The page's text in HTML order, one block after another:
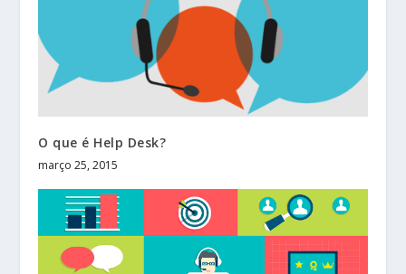
O que é Help Desk?
março 25, 2015